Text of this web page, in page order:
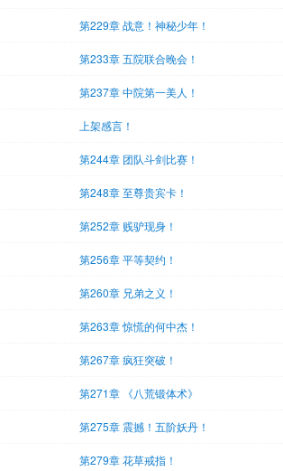
第229章 战意！神秘少年！
第233章 五院联合晚会！
第237章 中院第一美人！
上架感言！
第244章 团队斗剑比赛！
第248章 至尊贵宾卡！
第252章 贱驴现身！
第256章 平等契约！
第260章 兄弟之义！
第263章 惊慌的何中杰！
第267章 疯狂突破！
第271章 《八荒锻体术》
第275章 震撼！五阶妖丹！
第279章 花草戒指！